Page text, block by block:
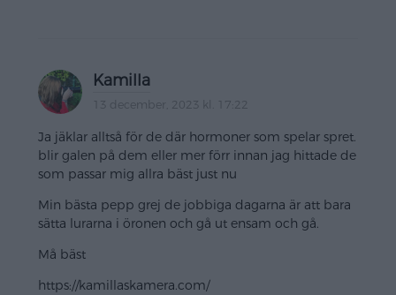
Kamilla
13 december, 2023 kl. 17:22
Ja jäklar alltså för de där hormoner som spelar spret.
blir galen på dem eller mer förr innan jag hittade de
som passar mig allra bäst just nu
Min bästa pepp grej de jobbiga dagarna är att bara
sätta lurarna i öronen och gå ut ensam och gå.
Må bäst
https://kamillaskamera.com/